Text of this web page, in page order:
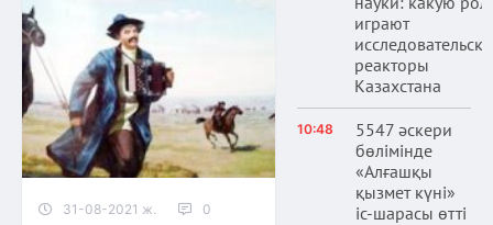
31-08-2021 ж. 0
играют
реакторы
Казахстана
10:48
5547 әскери
бөлімінде
«Алғашқы
қызмет күні»
іс-шарасы өтті